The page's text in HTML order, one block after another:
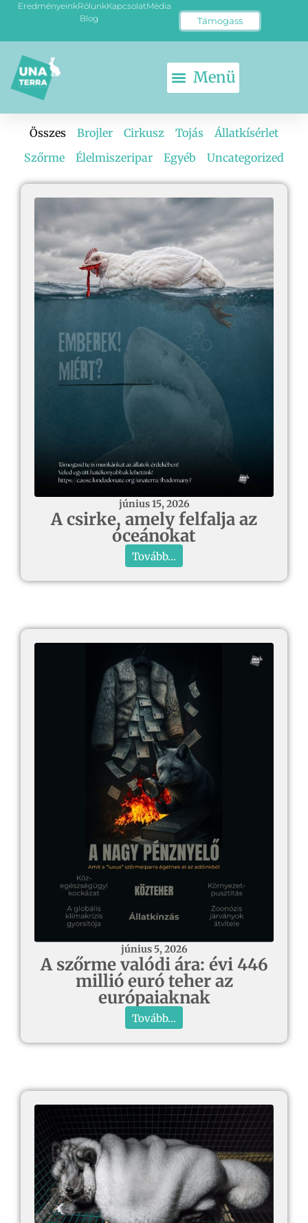
EredményeinkRólunkKapcsolatMédia
Blog
Támogass
Brojler Cirkusz Tojás
Állatkísérlet
Szőrme
Élelmiszeripar Egyéb Uncategorized
Összes
június 15, 2026
A csirke, amely felfalja az
óceánokat
Tovább...
június 5, 2026
A szőrme valódi ára: évi 446
millió euró teher az
európaiaknak
Tovább...